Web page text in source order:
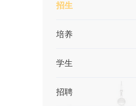
招生
培养
学生
招聘